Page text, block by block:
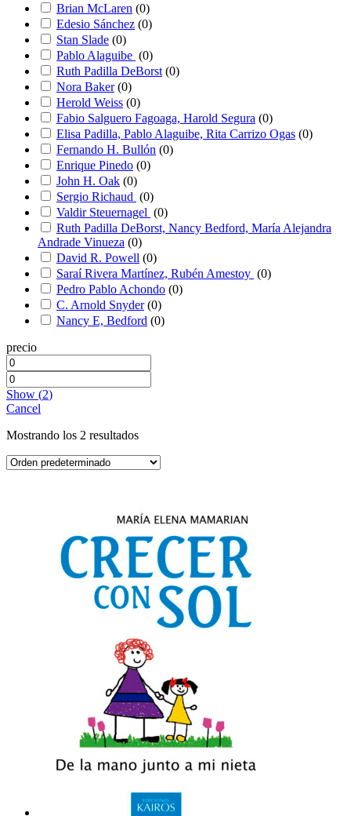
Brian McLaren (0)
Edesio Sánchez (0)
Stan Slade (0)
Pablo Alaguibe (0)
Ruth Padilla DeBorst (0)
Nora Baker (0)
Herold Weiss (0)
Fabio Salguero Fagoaga, Harold Segura (0)
Elisa Padilla, Pablo Alaguibe, Rita Carrizo Ogas (0)
Fernando H. Bullón (0)
Enrique Pinedo (0)
John H. Oak (0)
Sergio Richaud (0)
Valdir Steuernagel (0)
Ruth Padilla DeBorst, Nancy Bedford, María Alejandra
Andrade Vinueza (0)
David R. Powell (0)
Saraí Rivera Martínez, Rubén Amestoy (0)
Pedro Pablo Achondo (0)
C. Arnold Snyder (0)
Nancy E, Bedford (0)
precio
Show (2)
Cancel
Mostrando los 2 resultados